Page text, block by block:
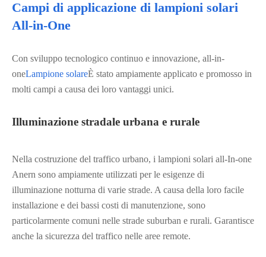
Campi di applicazione di lampioni solari
All-in-One
Con sviluppo tecnologico continuo e innovazione, all-in-
oneLampione solareÈ stato ampiamente applicato e promosso in
molti campi a causa dei loro vantaggi unici.
Illuminazione stradale urbana e rurale
Nella costruzione del traffico urbano, i lampioni solari all-In-one
Anern sono ampiamente utilizzati per le esigenze di
illuminazione notturna di varie strade. A causa della loro facile
installazione e dei bassi costi di manutenzione, sono
particolarmente comuni nelle strade suburban e rurali. Garantisce
anche la sicurezza del traffico nelle aree remote.